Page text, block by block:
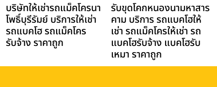
บริษัทให้เช่ารถแม็คโครนา
โพธิ์บุรีรัมย์ บริการให้เช่า
รถแบคโฮ รถแม็คโคร
รับจ้าง ราคาถูก
รับขุดโคกหนองนามหาสาร
คาม บริการ รถแบคโฮให้
เช่า รถแม็คโครให้เช่า รถ
แบคโฮรับจ้าง แบคโฮรับ
เหมา ราคาถูก